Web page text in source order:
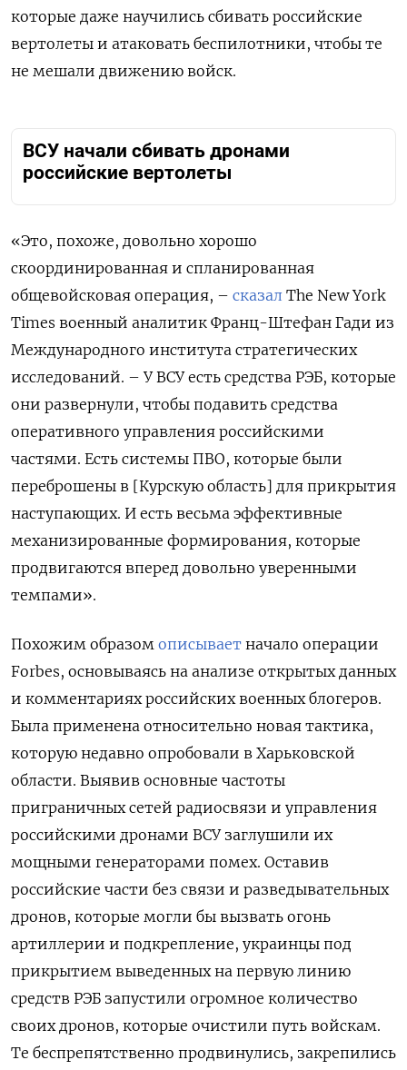
которые даже научились сбивать российские
вертолеты и атаковать беспилотники, чтобы те
не мешали движению войск.
ВСУ начали сбивать дронами
российские вертолеты
«Это, похоже, довольно хорошо
скоординированная и спланированная
общевойсковая операция, – сказал The New York
Times военный аналитик Франц-Штефан Гади из
Международного института стратегических
исследований. – У ВСУ есть средства РЭБ, которые
они развернули, чтобы подавить средства
оперативного управления российскими
частями. Есть системы ПВО, которые были
переброшены в [Курскую область] для прикрытия
наступающих. И есть весьма эффективные
механизированные формирования, которые
продвигаются вперед довольно уверенными
темпами».
Похожим образом описывает начало операции
Forbes, основываясь на анализе открытых данных
и комментариях российских военных блогеров.
Была применена относительно новая тактика,
которую недавно опробовали в Харьковской
области. Выявив основные частоты
приграничных сетей радиосвязи и управления
российскими дронами ВСУ заглушили их
мощными генераторами помех. Оставив
российские части без связи и разведывательных
дронов, которые могли бы вызвать огонь
артиллерии и подкрепление, украинцы под
прикрытием выведенных на первую линию
средств РЭБ запустили огромное количество
своих дронов, которые очистили путь войскам.
Те беспрепятственно продвинулись, закрепились